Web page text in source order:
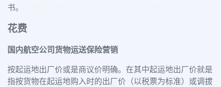
书。
花费
国内航空公司货物运送保险营销
按起运地出厂价或是商议价明确。在其中起运地出厂价就是
指按货物在起运地购入时的出厂价（以税票为标准）或调拔